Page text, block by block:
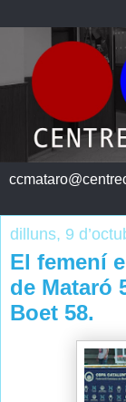
dilluns, 9
El femení
de Mataró
Boet 58.